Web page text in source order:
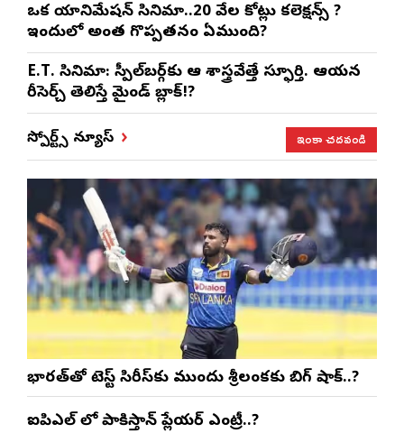
ఒక యానిమేషన్ సినిమా..20 వేల కోట్లు కలెక్షన్స్ ?
ఇందులో అంత గొప్పతనం ఏముంది?
E.T. సినిమా: స్పీల్‌బర్గ్‌కు ఆ శాస్త్రవేత్తే స్ఫూర్తి. ఆయన
రీసెర్చ్ తెలిస్తే మైండ్ బ్లాక్!?
స్పోర్ట్స్ న్యూస్ ఇంకా చదవండి
భారత్‌తో టెస్ట్ సిరీస్‌కు ముందు శ్రీలంకకు బిగ్ షాక్..?
ఐపిఎల్ లో పాకిస్తాన్ ప్లేయర్ ఎంట్రీ..?